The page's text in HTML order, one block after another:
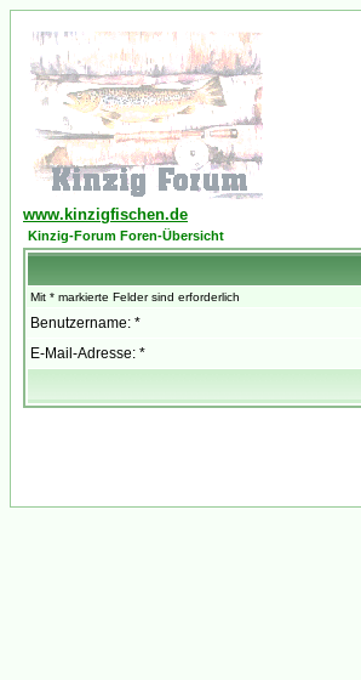
www.kinzigfischen.de
Kinzig-Forum Foren-Übersicht
Mit * markierte Felder sind erforderlich
Benutzername: *
E-Mail-Adresse: *